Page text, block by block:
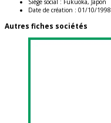
Siège social : Fukuoka, Japon
Date de création : 01/10/1998
Autres fiches sociétés